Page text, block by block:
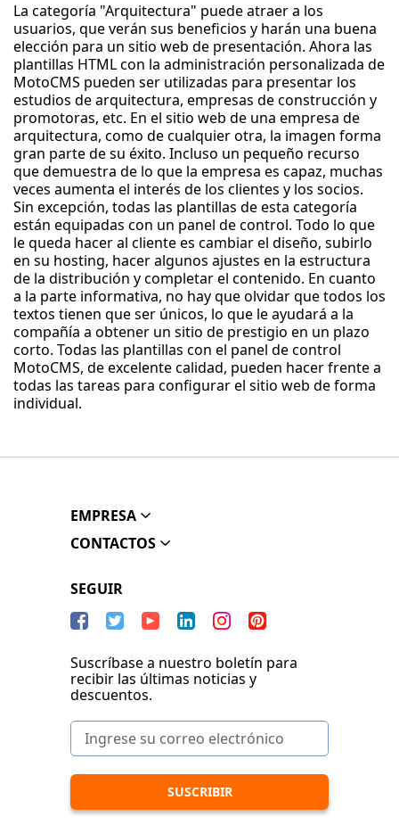
La categoría "Arquitectura" puede atraer a los
usuarios, que verán sus beneficios y harán una buena
elección para un sitio web de presentación. Ahora las
plantillas HTML con la administración personalizada de
MotoCMS pueden ser utilizadas para presentar los
estudios de arquitectura, empresas de construcción y
promotoras, etc. En el sitio web de una empresa de
arquitectura, como de cualquier otra, la imagen forma
gran parte de su éxito. Incluso un pequeño recurso
que demuestra de lo que la empresa es capaz, muchas
veces aumenta el interés de los clientes y los socios.
Sin excepción, todas las plantillas de esta categoría
están equipadas con un panel de control. Todo lo que
le queda hacer al cliente es cambiar el diseño, subirlo
en su hosting, hacer algunos ajustes en la estructura
de la distribución y completar el contenido. En cuanto
a la parte informativa, no hay que olvidar que todos los
textos tienen que ser únicos, lo que le ayudará a la
compañía a obtener un sitio de prestigio en un plazo
corto. Todas las plantillas con el panel de control
MotoCMS, de excelente calidad, pueden hacer frente a
todas las tareas para configurar el sitio web de forma
individual.
EMPRESA
CONTACTOS
SEGUIR
Suscríbase a nuestro boletín para
recibir las últimas noticias y
descuentos.